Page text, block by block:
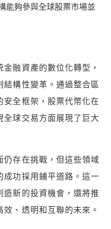
能夠參與全球股票市場並
融資產的數位化轉型，
構性變革。通過整合區
全框架，股票代幣化在
球交易方面展現了巨大
仍存在挑戰，但這些領域
成功採用鋪平道路。這一
新的投資機會，還將推
、透明和互聯的未來。